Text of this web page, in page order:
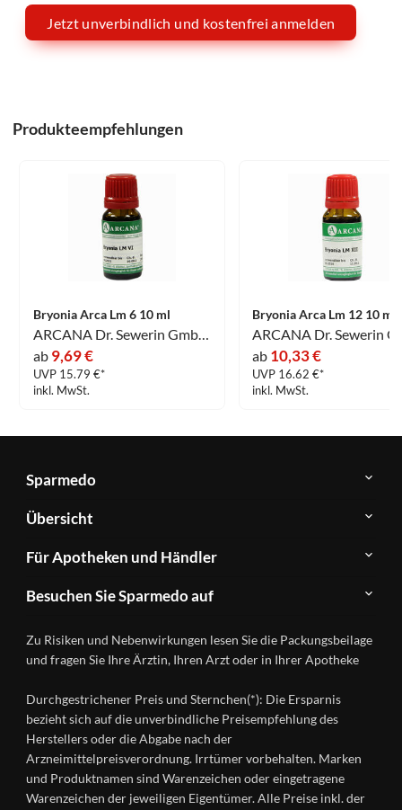
Jetzt unverbindlich und kostenfrei anmelden
Produkteempfehlungen
Bryonia Arca Lm 6 10 ml
ARCANA Dr. Sewerin GmbH & Co.KG
ab 9,69 €
UVP 15.79 €*
inkl. MwSt.
Bryonia Arca Lm 12 10 ml
ab 10,33 €
UVP 16.62 €*
inkl. MwSt.
Sparmedo
Über
Sparmedo
FAQ
Kontakt
Datenschutz
Nutzungsbedingungen
Übersicht
Herstellerverzeichnis
Produkte
A-
Ratgeber
Wirkstoffe
Gesundheitsmagazin
Für Apotheken und Händler
&
Händlerlogin
Besuchen Sie Sparmedo auf
Instagram
Zu Risiken und Nebenwirkungen lesen Sie die Packungsbeilage
und fragen Sie Ihre Ärztin, Ihren Arzt oder in Ihrer Apotheke
Durchgestrichener Preis und Sternchen(*): Die Ersparnis
bezieht sich auf die unverbindliche Preisempfehlung des
Herstellers oder die Abgabe nach der
Arzneimittelpreisverordnung. Irrtümer vorbehalten. Marken
und Produktnamen sind Warenzeichen oder eingetragene
Warenzeichen der jeweiligen Eigentümer. Alle Preise inkl. der